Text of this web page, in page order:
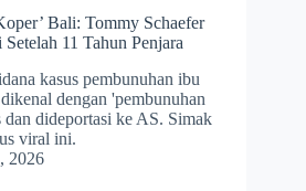
Bali: Tommy Schaefer
11 Tahun Penjara
kasus pembunuhan ibu
dengan 'pembunuhan
dideportasi ke AS. Simak
viral ini.
2026